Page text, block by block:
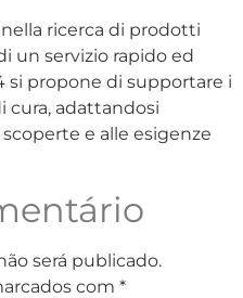
ricerca di prodotti
un servizio rapido ed
si propone di supportare i
cura, adattandosi
e alle esigenze
será publicado.
com *